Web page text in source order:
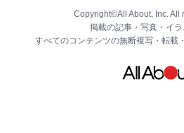
Copyright©All About, Inc. All
掲載の記事・写真・イラ
すべてのコンテンツの無断複写・転載